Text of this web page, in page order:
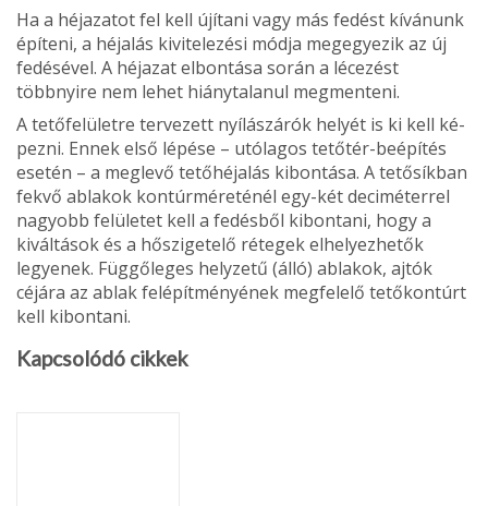
Ha a héjazatot fel kell újítani vagy más fedést kívánunk
építeni, a héjalás kivitelezési módja megegyezik az új
fedésével. A héjazat elbontása során a lécezést
többnyire nem lehet hiánytalanul megmenteni.
A tetőfelületre tervezett nyílászárók helyét is ki kell ké­
pezni. Ennek első lépése – utólagos tetőtér-beépítés
esetén – a meglevő tetőhéjalás kibontása. A tetősíkban
fekvő ablakok kontúrméreténél egy-két deciméterrel
na­gyobb felületet kell a fedésből kibontani, hogy a
kiváltások és a hőszigetelő rétegek elhelyezhetők
legyenek. Függő­leges helyzetű (álló) ablakok, ajtók
céjára az ablak felépít­ményének megfelelő tetőkontúrt
kell kibontani.
Kapcsolódó cikkek